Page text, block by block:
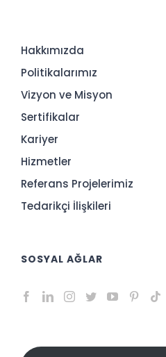
Hakkımızda
Politikalarımız
Vizyon ve Misyon
Sertifikalar
Kariyer
Hizmetler
Referans Projelerimiz
Tedarikçi İlişkileri
SOSYAL AĞLAR